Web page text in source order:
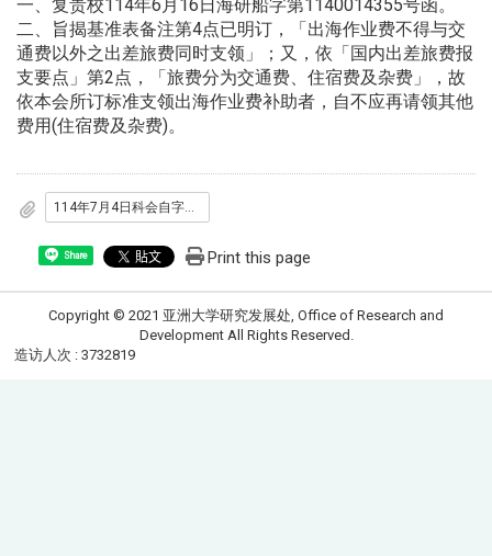
一、复贵校114年6月16日海研船字第1140014355号函。
二、旨揭基准表备注第4点已明订，「出海作业费不得与交
通费以外之出差旅费同时支领」；又，依「国内出差旅费报
支要点」第2点，「旅费分为交通费、住宿费及杂费」，故
依本会所订标准支领出海作业费补助者，自不应再请领其他
费用(住宿费及杂费)。
114年7月4日科会自字第1140040688号函
Share Print this page
Copyright © 2021 亚洲大学研究发展处, Office of Research and
Development All Rights Reserved.
造访人次 : 3732819